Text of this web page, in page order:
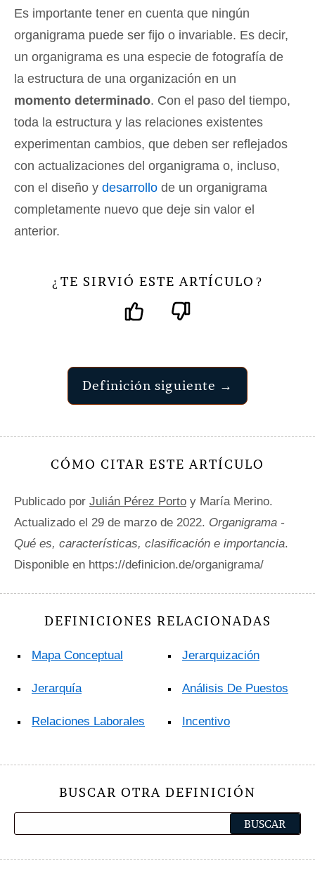
Es importante tener en cuenta que ningún
organigrama puede ser fijo o invariable. Es decir,
un organigrama es una especie de fotografía de
la estructura de una organización en un
momento determinado. Con el paso del tiempo,
toda la estructura y las relaciones existentes
experimentan cambios, que deben ser reflejados
con actualizaciones del organigrama o, incluso,
con el diseño y desarrollo de un organigrama
completamente nuevo que deje sin valor el
anterior.
¿ TE SIRVIÓ ESTE ARTÍCULO ?
Definición siguiente →
CÓMO CITAR ESTE ARTÍCULO
Publicado por Julián Pérez Porto y María Merino.
Actualizado el 29 de marzo de 2022. Organigrama -
Qué es, características, clasificación e importancia.
Disponible en https://definicion.de/organigrama/
DEFINICIONES RELACIONADAS
Mapa Conceptual
Jerarquía
Relaciones Laborales
Jerarquización
Análisis De Puestos
Incentivo
BUSCAR OTRA DEFINICIÓN